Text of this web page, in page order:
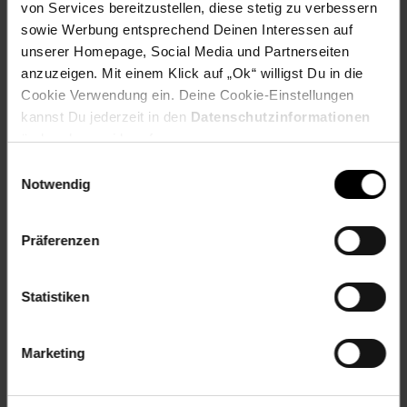
von Services bereitzustellen, diese stetig zu verbessern
sowie Werbung entsprechend Deinen Interessen auf
unserer Homepage, Social Media und Partnerseiten
anzuzeigen. Mit einem Klick auf „Ok“ willigst Du in die
Cookie Verwendung ein. Deine Cookie-Einstellungen
kannst Du jederzeit in den Datenschutzinformationen
ändern bzw. widerrufen.
Notwendig
Präferenzen
Statistiken
Marketing
Artikel gehört zur Kategorie:
Whisky
Kennzeichnung
Weitere Online-Angebote